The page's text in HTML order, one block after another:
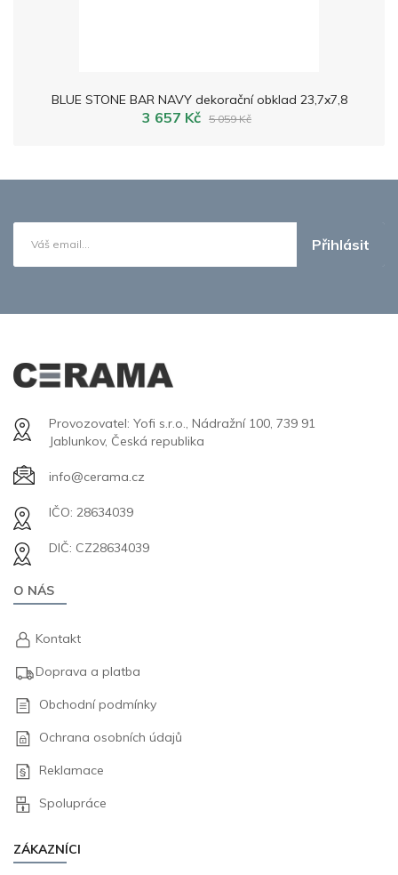
BLUE STONE BAR NAVY dekorační obklad 23,7x7,8
3 657 Kč 5 059 Kč
Přihlásit
Provozovatel: Yofi s.r.o., Nádražní 100, 739 91
Jablunkov, Česká republika
info@cerama.cz
IČO: 28634039
DIČ: CZ28634039
O NÁS
Kontakt
Doprava a platba
Obchodní podmínky
Ochrana osobních údajů
Reklamace
Spolupráce
ZÁKAZNÍCI